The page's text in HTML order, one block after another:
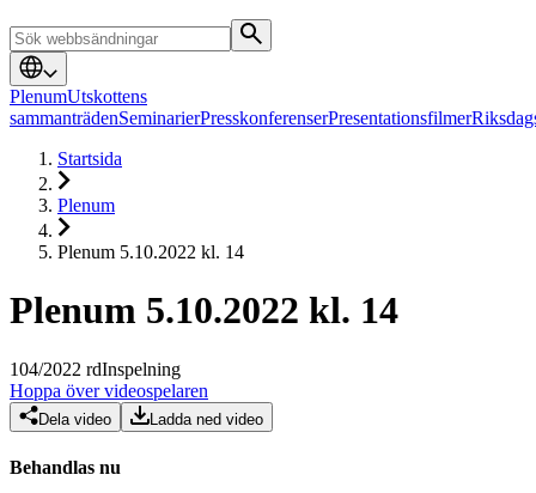
PlenumUtskottens
sammanträdenSeminarierPresskonferenserPresentationsfilmer
Startsida
Plenum
Plenum 5.10.2022 kl. 14
Plenum 5.10.2022 kl. 14
104/2022 rdInspelning
Hoppa över videospelaren
Dela video Ladda ned video
Behandlas nu